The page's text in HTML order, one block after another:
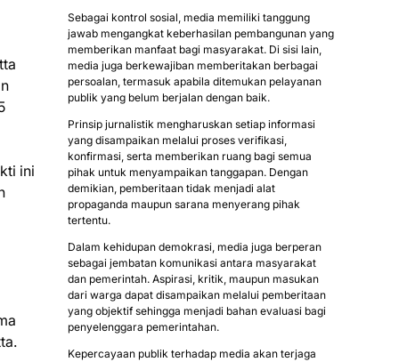
ini
Sebagai kontrol sosial, media memiliki tanggung
jawab mengangkat keberhasilan pembangunan yang
memberikan manfaat bagi masyarakat. Di sisi lain,
media juga berkewajiban memberitakan berbagai
persoalan, termasuk apabila ditemukan pelayanan
publik yang belum berjalan dengan baik.
Prinsip jurnalistik mengharuskan setiap informasi
yang disampaikan melalui proses verifikasi,
konfirmasi, serta memberikan ruang bagi semua
pihak untuk menyampaikan tanggapan. Dengan
demikian, pemberitaan tidak menjadi alat
propaganda maupun sarana menyerang pihak
tertentu.
Dalam kehidupan demokrasi, media juga berperan
sebagai jembatan komunikasi antara masyarakat
dan pemerintah. Aspirasi, kritik, maupun masukan
dari warga dapat disampaikan melalui pemberitaan
yang objektif sehingga menjadi bahan evaluasi bagi
penyelenggara pemerintahan.
Kepercayaan publik terhadap media akan terjaga